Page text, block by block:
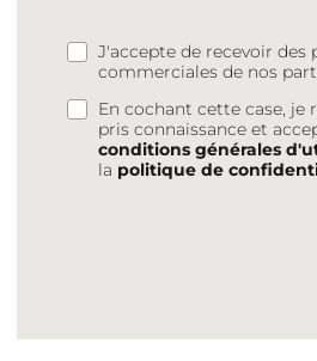
J'accepte de recevoir des
commerciales de nos
En cochant cette case, je
pris connaissance et
conditions générales
la politique de